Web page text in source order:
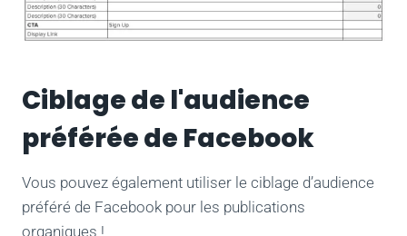
Ciblage de l'audience
préférée de Facebook
Vous pouvez également utiliser le ciblage d’audience
préféré de Facebook pour les publications
organiques !